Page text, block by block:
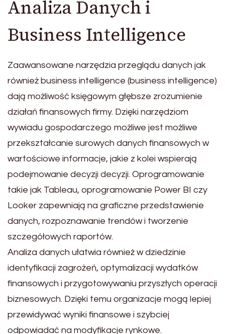
Analiza Danych i
Business Intelligence
Zaawansowane narzędzia przeglądu danych jak
również business intelligence (business intelligence)
dają możliwość księgowym głębsze zrozumienie
działań finansowych firmy. Dzięki narzędziom
wywiadu gospodarczego możliwe jest możliwe
przekształcanie surowych danych finansowych w
wartościowe informacje, jakie z kolei wspierają
podejmowanie decyzji decyzji. Oprogramowanie
takie jak Tableau, oprogramowanie Power BI czy
Looker zapewniają na graficzne przedstawienie
danych, rozpoznawanie trendów i tworzenie
szczegółowych raportów.
Analiza danych ułatwia również w dziedzinie
identyfikacji zagrożeń, optymalizacji wydatków
finansowych i przygotowywaniu przyszłych operacji
biznesowych. Dzięki temu organizacje mogą lepiej
przewidywać wyniki finansowe i szybciej
odpowiadać na modyfikacje rynkowe.